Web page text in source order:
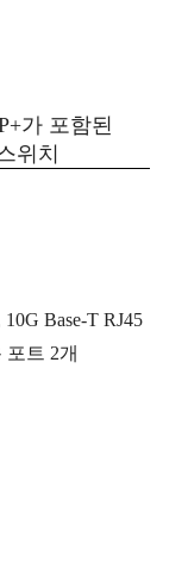
가 포함된
위치
10G Base-T RJ45
포트 2개